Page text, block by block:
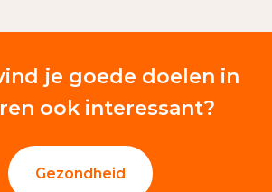
je goede doelen in
ook interessant?
Gezondheid